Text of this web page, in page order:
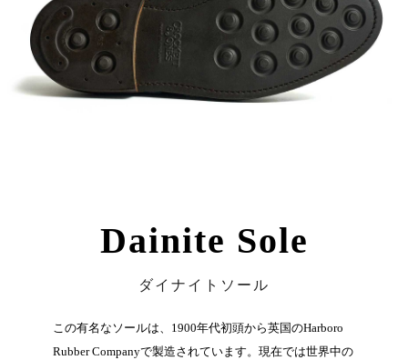
Dainite Sole
ダイナイトソール
この有名なソールは、1900年代初頭から英国のHarboro
Rubber Companyで製造されています。現在では世界中の